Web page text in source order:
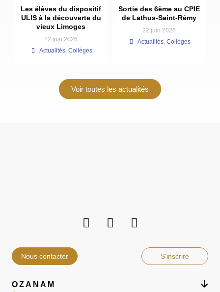
Les élèves du dispositif
ULIS à la découverte du
vieux Limoges
22 juin 2026
Actualités, Collèges
Sortie des 6ème au CPIE
de Lathus-Saint-Rémy
22 juin 2026
Actualités, Collèges
Voir toutes les actualités
Nous contacter S'inscrire
OZANAM